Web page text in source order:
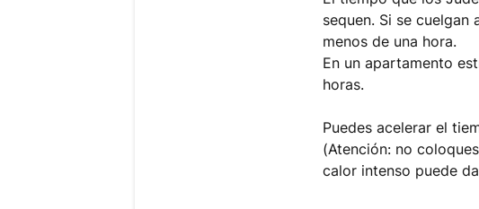
sequen. Si se
menos de una hora.
En un apartamento
horas.
Puedes acelerar el
(Atención: no
calor intenso puede